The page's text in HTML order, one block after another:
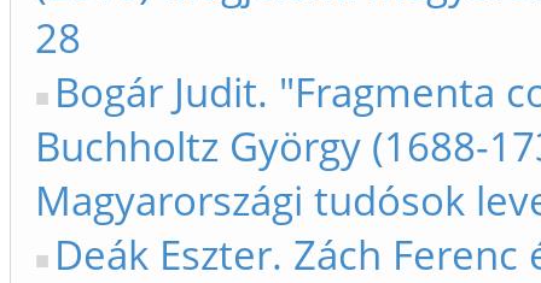
28
Bogár Judit. "Fragmenta
Buchholtz György (1688-
Magyarországi tudósok
Deák Eszter. Zách